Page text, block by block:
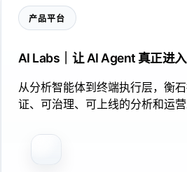
产品平台
AI Labs｜让 AI Agent 真正进
从分析智能体到终端执行层，衡
证、可治理、可上线的分析和运营